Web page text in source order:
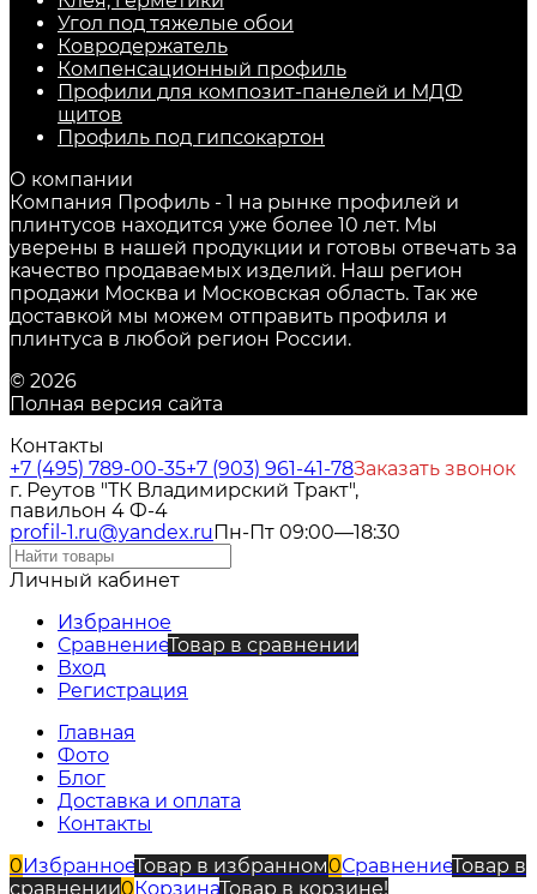
Угол под тяжелые обои
Ковродержатель
Компенсационный профиль
Профили для композит-панелей и МДФ
щитов
Профиль под гипсокартон
О компании
Компания Профиль - 1 на рынке профилей и
плинтусов находится уже более 10 лет. Мы
уверены в нашей продукции и готовы отвечать за
качество продаваемых изделий. Наш регион
продажи Москва и Московская область. Так же
доставкой мы можем отправить профиля и
плинтуса в любой регион России.
© 2026
Полная версия сайта
Контакты
+7 (495) 789-00-35+7 (903) 961-41-78Заказать звонок
г. Реутов "ТК Владимирский Тракт",
павильон 4 Ф-4
profil-1.ru@yandex.ruПн-Пт 09:00—18:30
Личный кабинет
Избранное
СравнениеТовар в сравнении
Вход
Регистрация
Главная
Фото
Блог
Доставка и оплата
Контакты
0ИзбранноеТовар в избранном0СравнениеТовар в
сравнении0КорзинаТовар в корзине!